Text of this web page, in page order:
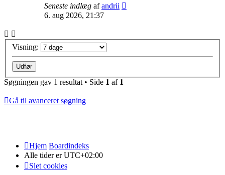
Seneste indlæg afandrii
6. aug 2026, 21:37
Visning:
Søgningen gav 1 resultat • Side 1 af 1
Gå til avanceret søgning
Hjem Boardindeks
Alle tider erUTC+02:00
Slet cookies